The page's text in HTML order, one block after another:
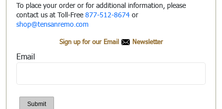
To place your order or for additional information, please
contact us at Toll-Free 877-512-8674 or
shop@tensanremo.com
Sign up for our Email Newsletter
Email